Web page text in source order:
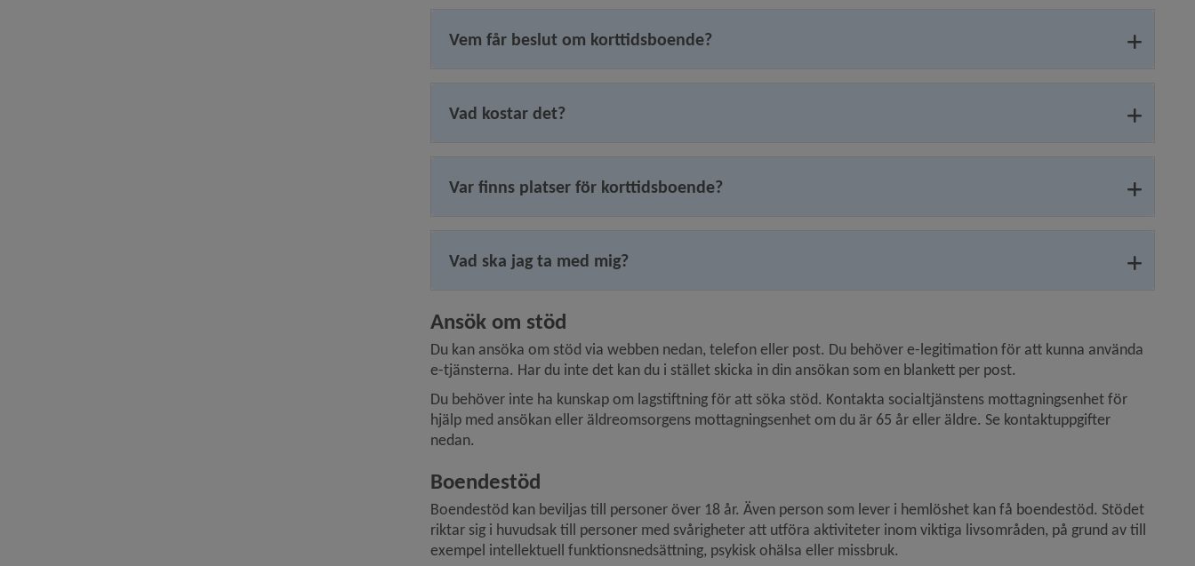
Vem får beslut om korttidsboende?
Vad kostar det?
Var finns platser för korttidsboende?
Vad ska jag ta med mig?
Ansök om stöd
Du kan ansöka om stöd via webben nedan, telefon eller post. Du behöver e-legitimation för att kunna använda
e-tjänsterna. Har du inte det kan du i stället skicka in din ansökan som en blankett per post.
Du behöver inte ha kunskap om lagstiftning för att söka stöd. Kontakta socialtjänstens mottagningsenhet för
hjälp med ansökan eller äldreomsorgens mottagningsenhet om du är 65 år eller äldre. Se kontaktuppgifter
nedan.
Boendestöd
Boendestöd kan beviljas till personer över 18 år. Även person som lever i hemlöshet kan få boendestöd. Stödet
riktar sig i huvudsak till personer med svårigheter att utföra aktiviteter inom viktiga livsområden, på grund av till
exempel intellektuell funktionsnedsättning, psykisk ohälsa eller missbruk.